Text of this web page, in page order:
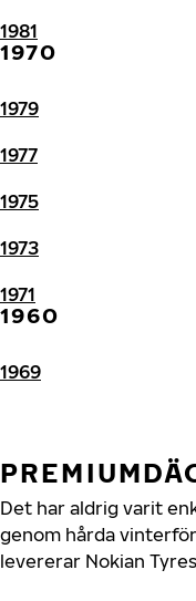
1981
1970
1979
1977
1975
1973
1971
1960
1969
Det har aldrig varit
genom hårda
levererar Nokian